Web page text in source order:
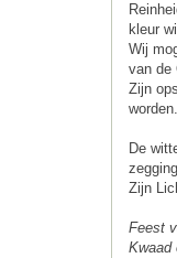
kleur
Wij
van de
Zijn
worden.
De
Zijn
Feest
Kwaad